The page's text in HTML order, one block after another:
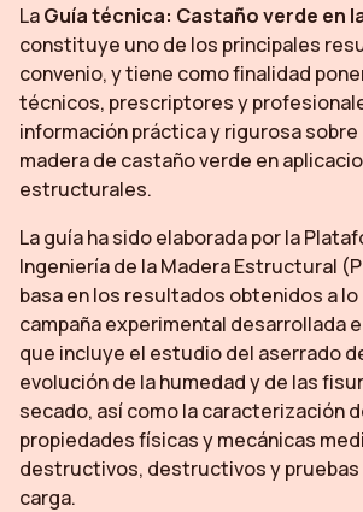
LaGuía técnica: Castaño verde en
constituye uno de los principales
convenio, y tiene como finalidad
técnicos, prescriptores y
información práctica y rigurosa sobre
madera de castaño verde en
estructurales.
La guía ha sido elaborada por la
Ingeniería de la Madera Estructural
basa en los resultados obtenidos a lo
campaña experimental desarrollada
que incluye el estudio del aserrado
evolución de la humedad y de las
secado, así como la caracterización
propiedades físicas y mecánicas
destructivos, destructivos y pruebas
carga.